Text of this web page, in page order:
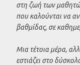
στη ζωή των
που καλούνται να
βαθμίδας, σε
Μια τέτοια μέρα,
εστιάζει στο